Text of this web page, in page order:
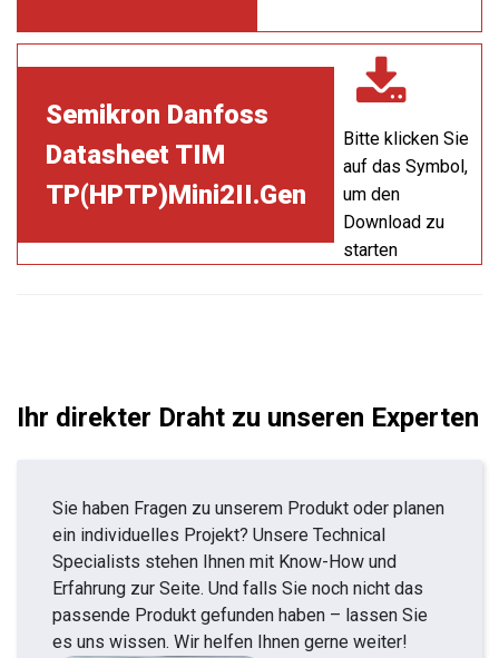
Semikron Danfoss
Datasheet TIM
TP(HPTP)Mini2II.Gen
Bitte klicken Sie
auf das Symbol,
um den
Download zu
starten
Ihr direkter Draht zu unseren Experten
Sie haben Fragen zu unserem Produkt oder planen
ein individuelles Projekt? Unsere Technical
Specialists stehen Ihnen mit Know-How und
Erfahrung zur Seite. Und falls Sie noch nicht das
passende Produkt gefunden haben – lassen Sie
es uns wissen. Wir helfen Ihnen gerne weiter!